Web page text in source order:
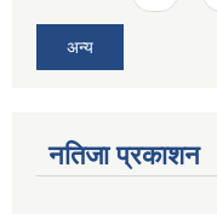
अन्य
नतिजा प्रकाशन